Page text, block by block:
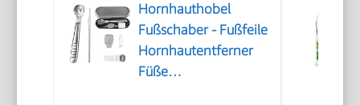
Hornhauthobel
Fußschaber - Fußfeile
Hornhautentferner
Füße